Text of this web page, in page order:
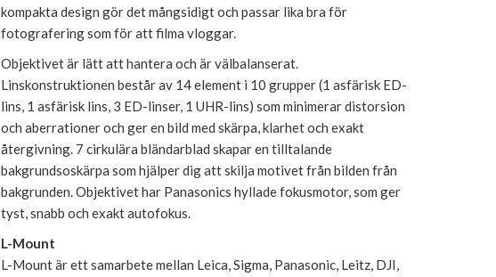
kompakta design gör det mångsidigt och passar lika bra för
fotografering som för att filma vloggar.
Objektivet är lätt att hantera och är välbalanserat.
Linskonstruktionen består av 14 element i 10 grupper (1 asfärisk ED-
lins, 1 asfärisk lins, 3 ED-linser, 1 UHR-lins) som minimerar distorsion
och aberrationer och ger en bild med skärpa, klarhet och exakt
återgivning. 7 cirkulära bländarblad skapar en tilltalande
bakgrundsoskärpa som hjälper dig att skilja motivet från bilden från
bakgrunden. Objektivet har Panasonics hyllade fokusmotor, som ger
tyst, snabb och exakt autofokus.
L-Mount
L-Mount är ett samarbete mellan Leica, Sigma, Panasonic, Leitz, DJI,